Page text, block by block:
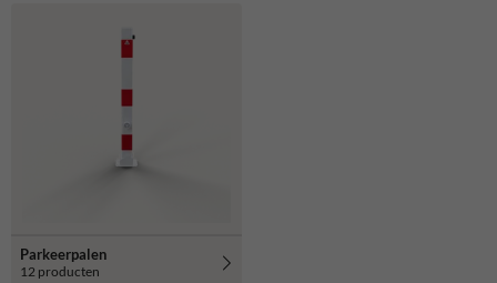
Parkeerpalen
12 producten